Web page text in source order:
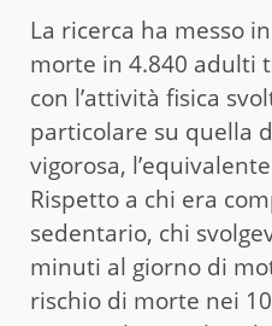
La ricerca ha messo
morte in 4.840 adulti
con l’attività fisica
particolare su quella
vigorosa,
Rispetto a chi era
sedentario, chi
minuti al giorno di
rischio di morte nei